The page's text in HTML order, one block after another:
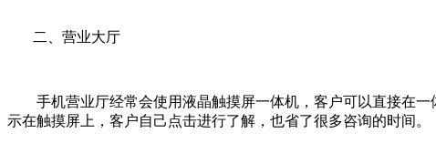
二、营业大厅
手机营业厅经常会使用液晶触摸屏一体机，客户可以直接在
示在触摸屏上，客户自己点击进行了解，也省了很多咨询的时间。